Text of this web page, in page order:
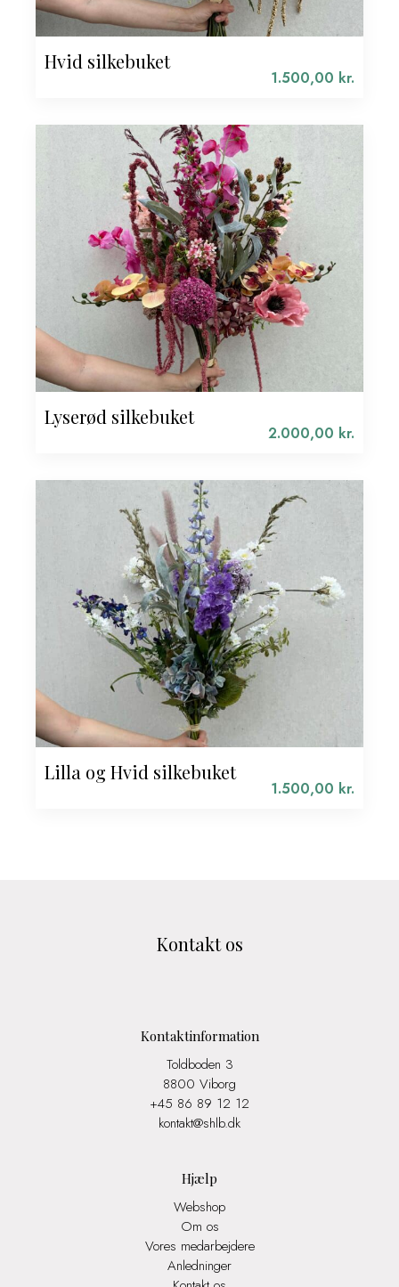
Hvid silkebuket
1.500,00 kr.
Lyserød silkebuket
2.000,00 kr.
Lilla og Hvid silkebuket
1.500,00 kr.
Kontakt os
Kontaktinformation
Toldboden 3
8800 Viborg
+45 86 89 12 12
kontakt@shlb.dk
Hjælp
Webshop
Om os
Vores medarbejdere
Anledninger